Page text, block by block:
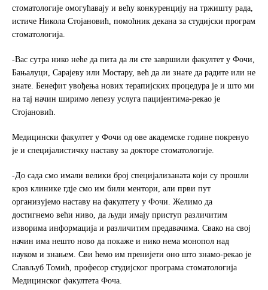
стоматологије омогућавају и већу конкуренцију на тржишту рада,
истиче Никола Стојановић, помоћник декана за студијски програм
стоматологија.
-Вас сутра нико неће да пита да ли сте завршили факултет у Фочи,
Бањалуци, Сарајеву или Мостару, већ да ли знате да радите или не
знате. Бенефит увођења нових терапијских процедура је и што ми
на тај начин ширимо лепезу услуга пацијентима-рекао је
Стојановић.
Медицински факултет у Фочи од ове академске године покренуо
је и специјалистичку наставу за докторе стоматологије.
-До сада смо имали велики број специјализаната који су прошли
кроз клинике гдје смо им били ментори, али први пут
организујемо наставу на факултету у Фочи. Желимо да
достигнемо већи ниво, да људи имају приступ различитим
изворима информација и различитим предавачима. Свако на свој
начин има нешто ново да покаже и нико нема монопол над
науком и знањем. Сви ћемо им пренијети оно што знамо-рекао је
Слављуб Томић, професор студијског програма стоматологија
Медицинског факултета Фоча.